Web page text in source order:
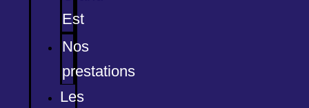
Est
Nos
prestations
Les